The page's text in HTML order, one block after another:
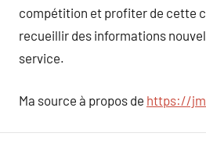
compétition et profiter de cette
recueillir des informations
service.
Ma source à propos de https://